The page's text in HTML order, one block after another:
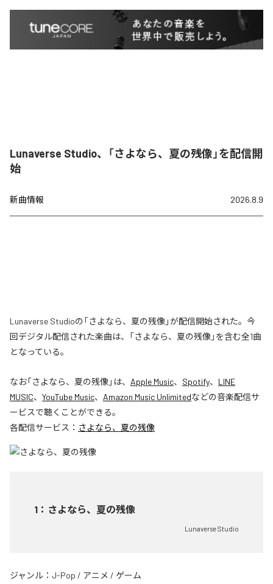
Lunaverse Studio、「さよなら、夏の残像」を配信開
始
新曲情報 2026.8.9
Lunaverse Studioの「さよなら、夏の残像」が配信開始された。今
回デジタル配信された楽曲は、「さよなら、夏の残像」を含む全1曲
となっている。
なお「さよなら、夏の残像」は、 Apple Music、 Spotify、 LINE
MUSIC、 YouTube Music、 Amazon Music Unlimitedなどの音楽配信サ
ービスで聴くことができる。
各配信サービス： さよなら、夏の残像
1 ： さよなら、夏の残像
Lunaverse Studio
ジャンル： J-Pop / アニメ / ゲーム